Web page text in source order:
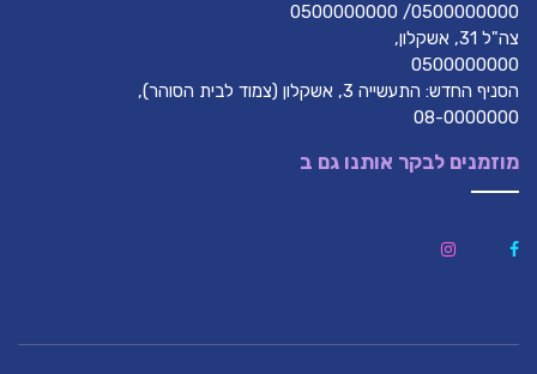
0500000000/ 0500000000
צה"ל 31, אשקלון,
0500000000
הסניף החדש: התעשייה 3, אשקלון (צמוד לבית הסוהר),
08-0000000
מוזמנים לבקר אותנו גם ב